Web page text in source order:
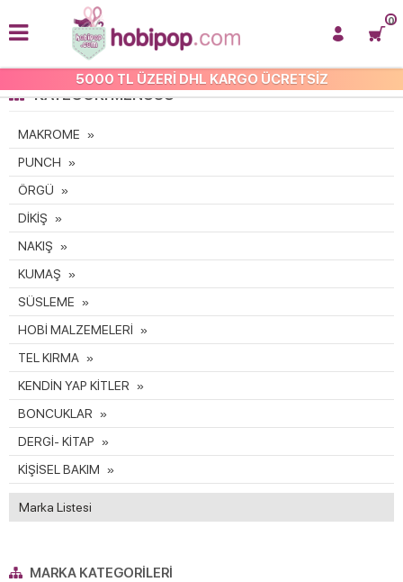
5000 TL ÜZERİ DHL KARGO ÜCRETSİZ
0
KATEGORI MENÜSÜ
MAKROME
PUNCH
ÖRGÜ
DİKİŞ
NAKIŞ
KUMAŞ
SÜSLEME
HOBİ MALZEMELERİ
TEL KIRMA
KENDİN YAP KİTLER
BONCUKLAR
DERGİ- KİTAP
KİŞİSEL BAKIM
Marka Listesi
MARKA KATEGORILERI